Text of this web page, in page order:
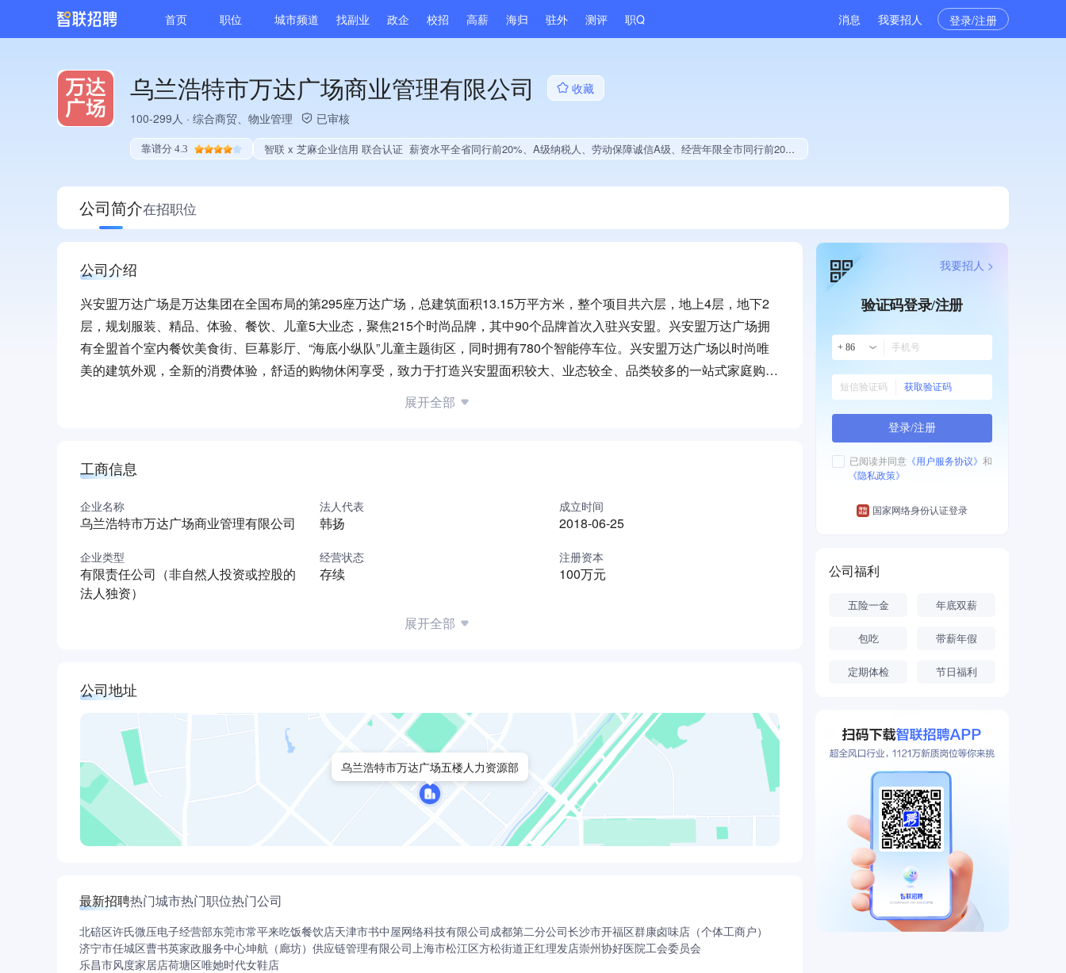
首页 职位 城市频道 找副业 政企 校招 高薪 海归 驻外 测评 职Q 消息 我要招人 登录/注册
乌兰浩特市万达广场商业管理有限公司
收藏
100-299人 · 综合商贸、物业管理 已审核
靠谱分 4.3 智联 x 芝麻企业信用 联合认证 薪资水平全省同行前20%、A级纳税人、劳动保障诚信A级、经营年限全市同行前20%、集团成员、大学生就业贡献
公司简介在招职位
公司介绍
兴安盟万达广场是万达集团在全国布局的第295座万达广场，总建筑面积13.15万平方米，整个项目共六层，地上4层，地下2
层，规划服装、精品、体验、餐饮、儿童5大业态，聚焦215个时尚品牌，其中90个品牌首次入驻兴安盟。兴安盟万达广场拥
有全盟首个室内餐饮美食街、巨幕影厅、“海底小纵队”儿童主题街区，同时拥有780个智能停车位。兴安盟万达广场以时尚唯
美的建筑外观，全新的消费体验，舒适的购物休闲享受，致力于打造兴安盟面积较大、业态较全、品类较多的一站式家庭购物
展开全部
工商信息
企业名称
乌兰浩特市万达广场商业管理有限公司
法人代表
韩扬
成立时间
2018-06-25
企业类型
有限责任公司（非自然人投资或控股的
法人独资）
经营状态
存续
注册资本
100万元
展开全部
公司地址
乌兰浩特市万达广场五楼人力资源部
最新招聘热门城市热门职位热门公司
北碚区许氏微压电子经营部东莞市常平来吃饭餐饮店天津市书中屋网络科技有限公司成都第二分公司长沙市开福区群康卤味店（个体工商户）
济宁市任城区曹书英家政服务中心坤航（廊坊）供应链管理有限公司上海市松江区方松街道正红理发店崇州协好医院工会委员会
乐昌市风度家居店荷塘区唯她时代女鞋店
验证码登录/注册
+ 86
获取验证码
登录/注册
已阅读并同意 《用户服务协议》 和
《隐私政策》
国家网络身份认证登录
我要招人 >
公司福利
五险一金 年底双薪
包吃 带薪年假
定期体检 节日福利